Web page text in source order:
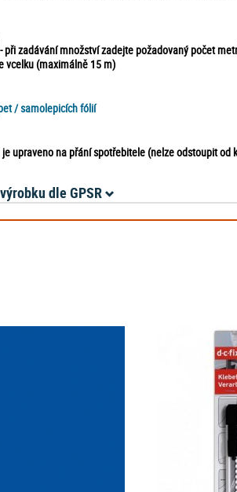
při zadávání množství zadejte požadovaný počet
vcelku (maximálně 15 m)
/ samolepicích fólií
upraveno na přání spotřebitele (nelze odstoupit od
dle GPSR